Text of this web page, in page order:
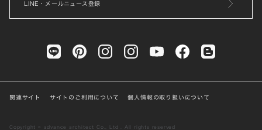
LINE・メールニュース登録
関連サイト サイトのご利用について 個人情報の取り扱いについて
Copyright © advance architect Co., Ltd . All rights reserved